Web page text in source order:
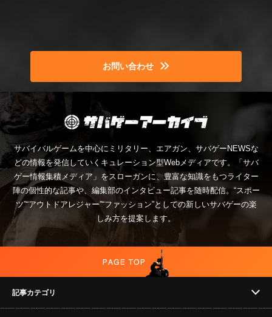
お問い合わせ
サバイバルゲームを中心にミリタリー、エアガン、サバゲーNEWSな
どの情報を発信していくキュレーション型Webメディアです。「サバ
ゲー情報集積メディア」をスローガンに、豊富な知識をもつライター
陣の個性的な記事や、編集部のインタビュー記事を随時配信。“スポー
ツ”“アウトドアレジャー”“ファッション”としての新しいサバゲーの楽
しみ方を提案します。
記事カテゴリ